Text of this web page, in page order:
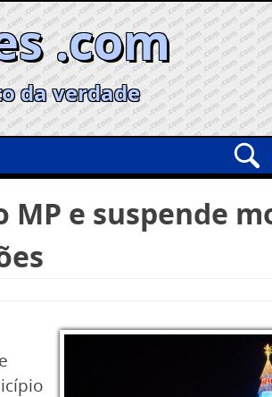
.com
da verdade
e suspende